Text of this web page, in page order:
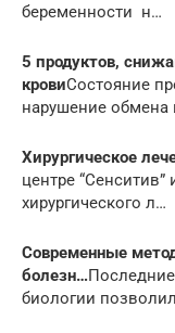
беременности н…
5 продуктов,
кровиСостояние
нарушение обмена
Хирургическое
центре
хирургического л…
Современные
болезн…
биологии